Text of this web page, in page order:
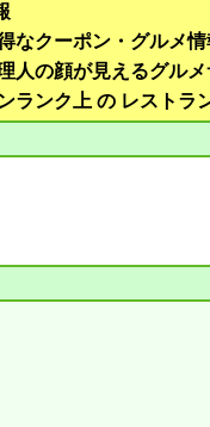
なクーポン・グルメ
人の顔が見えるグル
ランク上 の レストラ